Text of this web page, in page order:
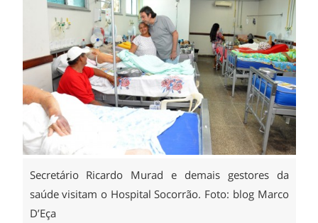
Secretário Ricardo Murad e demais gestores da
saúde visitam o Hospital Socorrão. Foto: blog Marco
D’Eça